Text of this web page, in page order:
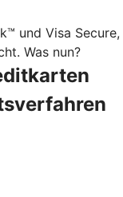
und Visa Secure,
Was nun?